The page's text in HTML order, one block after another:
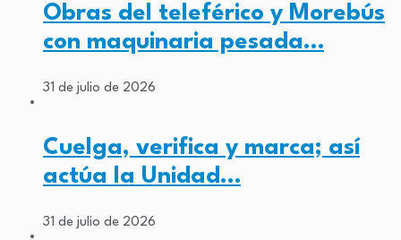
Obras del teleférico y Morebús
con maquinaria pesada…
31 de julio de 2026
Cuelga, verifica y marca; así
actúa la Unidad…
31 de julio de 2026